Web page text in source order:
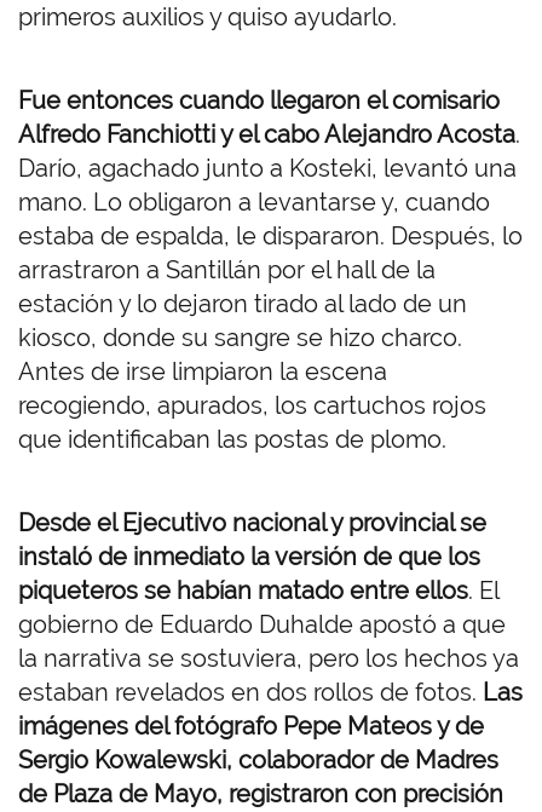
primeros auxilios y quiso ayudarlo.
Fue entonces cuando llegaron el comisario
Alfredo Fanchiotti y el cabo Alejandro Acosta.
Darío, agachado junto a Kosteki, levantó una
mano. Lo obligaron a levantarse y, cuando
estaba de espalda, le dispararon. Después, lo
arrastraron a Santillán por el hall de la
estación y lo dejaron tirado al lado de un
kiosco, donde su sangre se hizo charco.
Antes de irse limpiaron la escena
recogiendo, apurados, los cartuchos rojos
que identificaban las postas de plomo.
Desde el Ejecutivo nacional y provincial se
instaló de inmediato la versión de que los
piqueteros se habían matado entre ellos. El
gobierno de Eduardo Duhalde apostó a que
la narrativa se sostuviera, pero los hechos ya
estaban revelados en dos rollos de fotos. Las
imágenes del fotógrafo Pepe Mateos y de
Sergio Kowalewski, colaborador de Madres
de Plaza de Mayo, registraron con precisión